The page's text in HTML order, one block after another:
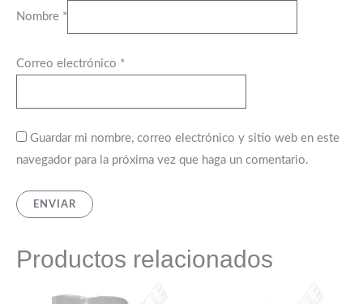
Nombre *
Correo electrónico *
Guardar mi nombre, correo electrónico y sitio web en este
navegador para la próxima vez que haga un comentario.
Productos relacionados